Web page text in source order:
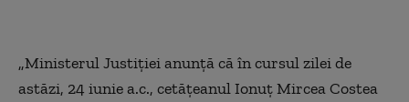
„Ministerul Justiției anunță că în cursul zilei de
astăzi, 24 iunie a.c., cetățeanul Ionuț Mircea Costea